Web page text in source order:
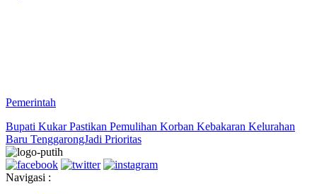
Pemerintah
Bupati Kukar Pastikan Pemulihan Korban Kebakaran Kelurahan
Baru TenggarongJadi Prioritas
Navigasi :